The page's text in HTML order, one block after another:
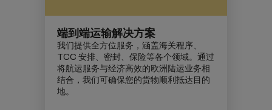
端到端运输解决方案
我们提供全方位服务，涵盖海关程序、
TCC 安排、密封、保险等各个领域。通过
将航运服务与经济高效的欧洲陆运业务相
结合，我们可确保您的货物顺利抵达目的
地。